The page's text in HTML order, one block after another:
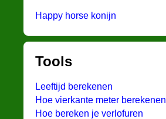
Happy horse konijn
Tools
Leeftijd berekenen
Hoe vierkante meter berekenen
Hoe bereken je verlofuren